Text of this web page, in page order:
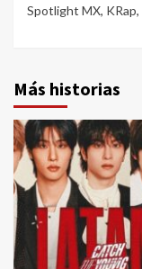
Spotlight MX, KRap,
Más historias